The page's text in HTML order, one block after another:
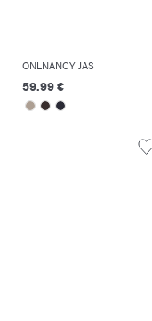
ONLNANCY JAS
59.99 €